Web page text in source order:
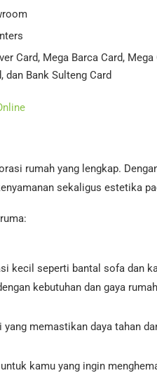
Card, Mega Barca Card,
dan Bank Sulteng Card
rumah yang lengkap.
sekaligus estetika
kecil seperti bantal sofa dan
kebutuhan dan gaya
memastikan daya tahan
kamu yang ingin